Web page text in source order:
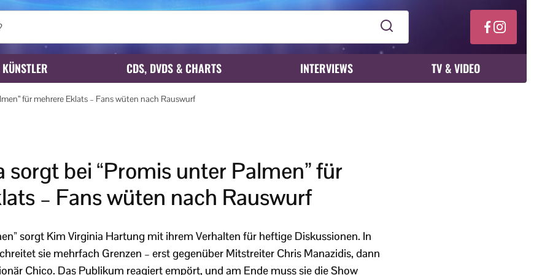
KÜNSTLER CDS, DVDS & CHARTS INTERVIEWS TV & VIDEO
für mehrere Eklats – Fans wüten nach Rauswurf
sorgt bei “Promis unter Palmen” für
– Fans wüten nach Rauswurf
sorgt Kim Virginia Hartung mit ihrem Verhalten für heftige Diskussionen. In
sie mehrfach Grenzen – erst gegenüber Mitstreiter Chris Manazidis, dann
Chico. Das Publikum reagiert empört, und am Ende muss sie die Show